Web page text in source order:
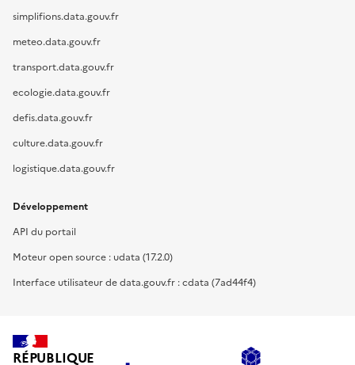
simplifions.data.gouv.fr
meteo.data.gouv.fr
transport.data.gouv.fr
ecologie.data.gouv.fr
defis.data.gouv.fr
culture.data.gouv.fr
logistique.data.gouv.fr
Développement
API du portail
Moteur open source : udata (17.2.0)
Interface utilisateur de data.gouv.fr : cdata (7ad44f4)
RÉPUBLIQUE